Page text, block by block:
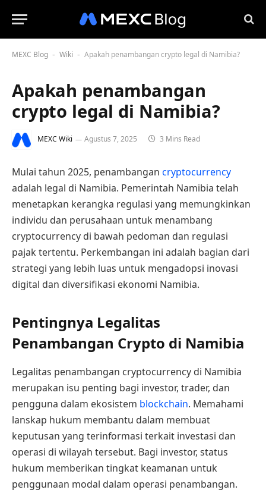
MEXC Blog - Wiki - Apakah penambangan crypto legal di Namibia?
Apakah penambangan
crypto legal di Namibia?
MEXC Wiki Agustus 7, 2025 3 Mins Read
Mulai tahun 2025, penambangan cryptocurrency
adalah legal di Namibia. Pemerintah Namibia telah
menetapkan kerangka regulasi yang memungkinkan
individu dan perusahaan untuk menambang
cryptocurrency di bawah pedoman dan regulasi
pajak tertentu. Perkembangan ini adalah bagian dari
strategi yang lebih luas untuk mengadopsi inovasi
digital dan diversifikasi ekonomi Namibia.
Pentingnya Legalitas
Penambangan Crypto di Namibia
Legalitas penambangan cryptocurrency di Namibia
merupakan isu penting bagi investor, trader, dan
pengguna dalam ekosistem blockchain. Memahami
lanskap hukum membantu dalam membuat
keputusan yang terinformasi terkait investasi dan
operasi di wilayah tersebut. Bagi investor, status
hukum memberikan tingkat keamanan untuk
penggunaan modal dalam operasi penambangan.